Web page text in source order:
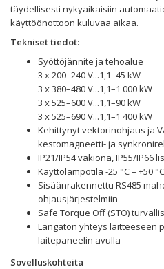
täydellisesti nykyaikaisiin
käyttöönottoon kuluvaa aikaa.
Tekniset tiedot:
Syöttöjännite ja tehoalue
3 x 200–240 V...1,1–45 kW
3 x 380–480 V...1,1–1 000 kW
3 x 525–600 V...1,1–90 kW
3 x 525–690 V...1,1–1 400 kW
Kehittynyt vektorinohjaus ja
kestomagneetti- ja
IP21/IP54 vakiona, IP55/IP66
Käyttölämpötila -25 °C – +50
Sisäänrakennettu RS485
ohjausjärjestelmiin
Safe Torque Off (STO)
Langaton yhteys laitteeseen
laitepaneelin avulla
Sovelluskohteita